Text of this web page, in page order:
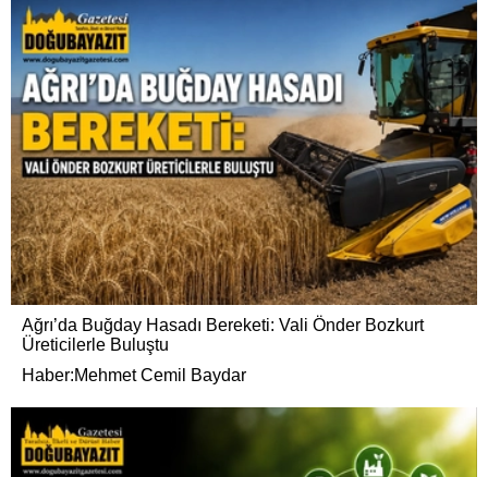
Ağrı’da Buğday Hasadı Bereketi: Vali Önder Bozkurt
Üreticilerle Buluştu
Haber:Mehmet Cemil Baydar